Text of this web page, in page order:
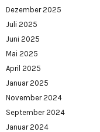
Dezember 2025
Juli 2025
Juni 2025
Mai 2025
April 2025
Januar 2025
November 2024
September 2024
Januar 2024